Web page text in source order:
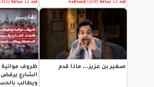
منذ 12 ساعة (329) مشاهده منذ 12 ساعة (311) مشاهده
صغير بن عزيز… ماذا قدم
ظروف
الشارع يرفض
ويطالب